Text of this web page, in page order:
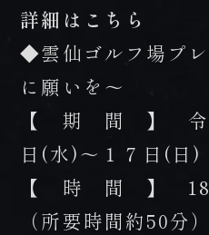
詳細はこちら
◆雲仙ゴルフ場プ
に願いを～
【 期 間 】 令
日(水)～１７日(日)
【 時 間 】 18
（所要時間約50分）